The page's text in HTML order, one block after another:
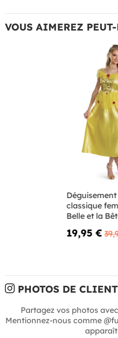
VOUS AIMEREZ
Déguisement
classique
Belle et la
19,95 €
PHOTOS DE
Partagez vos photos
Mentionnez-nous comme